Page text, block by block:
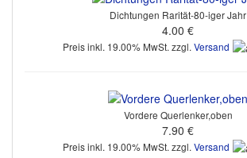
Dichtungen Rarität-80-iger Jahr
4.00 €
Preis inkl. 19.00% MwSt. zzgl. Versand
Vordere Querlenker,oben
7.90 €
Preis inkl. 19.00% MwSt. zzgl. Versand